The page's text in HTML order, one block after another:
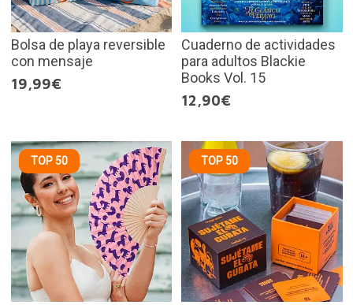
Bolsa de playa reversible
con mensaje
19,99€
Cuaderno de actividades
para adultos Blackie
Books Vol. 15
12,90€
TOP 50 TOP 50